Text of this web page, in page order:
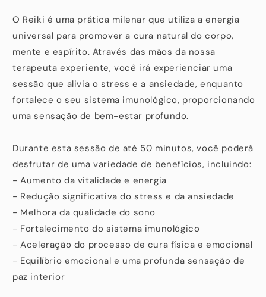
O Reiki é uma prática milenar que utiliza a energia
universal para promover a cura natural do corpo,
mente e espírito. Através das mãos da nossa
terapeuta experiente, você irá experienciar uma
sessão que alivia o stress e a ansiedade, enquanto
fortalece o seu sistema imunológico, proporcionando
uma sensação de bem-estar profundo.
Durante esta sessão de até 50 minutos, você poderá
desfrutar de uma variedade de benefícios, incluindo:
- Aumento da vitalidade e energia
- Redução significativa do stress e da ansiedade
- Melhora da qualidade do sono
- Fortalecimento do sistema imunológico
- Aceleração do processo de cura física e emocional
- Equilíbrio emocional e uma profunda sensação de
paz interior